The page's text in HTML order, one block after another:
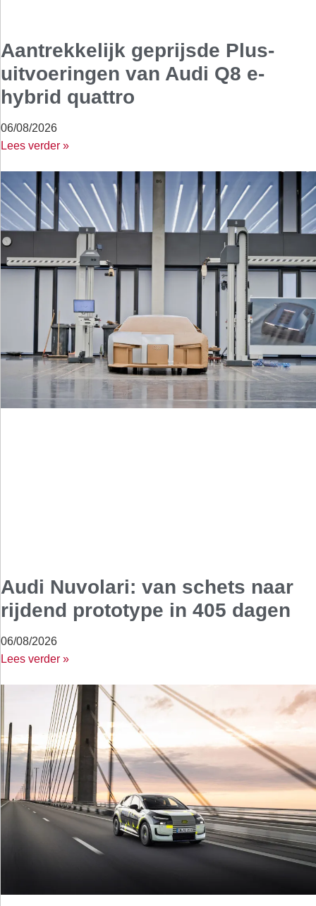
Aantrekkelijk geprijsde Plus-
uitvoeringen van Audi Q8 e-
hybrid quattro
06/08/2026
Lees verder »
Audi Nuvolari: van schets naar
rijdend prototype in 405 dagen
06/08/2026
Lees verder »